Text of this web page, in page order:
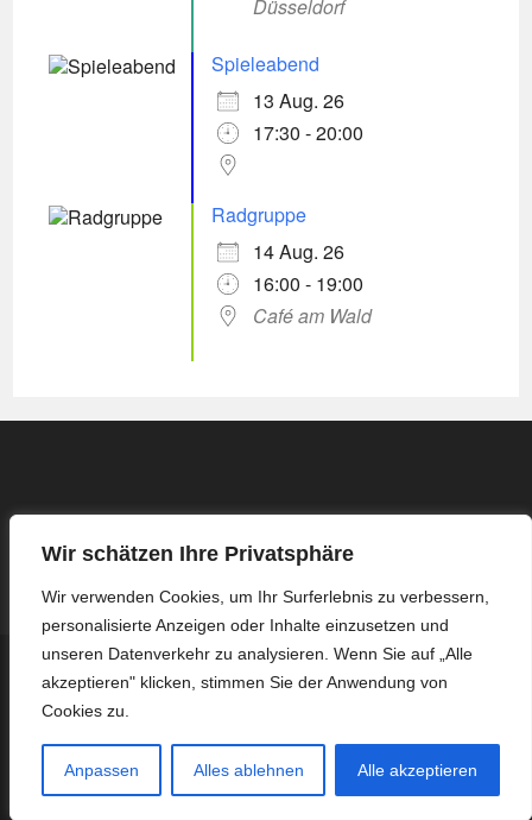
Wir schätzen Ihre Privatsphäre
Wir verwenden Cookies, um Ihr Surferlebnis zu verbessern,
personalisierte Anzeigen oder Inhalte einzusetzen und
unseren Datenverkehr zu analysieren. Wenn Sie auf „Alle
akzeptieren" klicken, stimmen Sie der Anwendung von
Cookies zu.
Anpassen Alles ablehnen Alle akzeptieren
Düsseldorf
Spieleabend
13 Aug. 26
17:30 - 20:00
Radgruppe
14 Aug. 26
16:00 - 19:00
Café am Wald
Kontakt
Impressum / Datenschutzerklärung
Protokoll Basis-Treffen – 16.03.2026
Protokoll Basis-Treffen – 13.04.2026
Protokoll Basis-Treffen – 27.04.2026
Copyright ZWAR Langenfeld Immigrath